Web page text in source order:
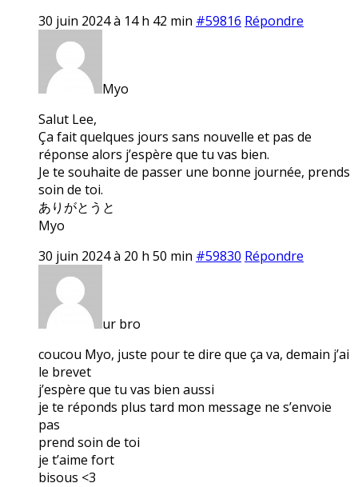
30 juin 2024 à 14 h 42 min #59816 Répondre
Myo
Salut Lee,
Ça fait quelques jours sans nouvelle et pas de
réponse alors j’espère que tu vas bien.
Je te souhaite de passer une bonne journée, prends
soin de toi.
ありがとうと
Myo
30 juin 2024 à 20 h 50 min #59830 Répondre
ur bro
coucou Myo, juste pour te dire que ça va, demain j’ai
le brevet
j’espère que tu vas bien aussi
je te réponds plus tard mon message ne s’envoie
pas
prend soin de toi
je t’aime fort
bisous <3